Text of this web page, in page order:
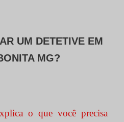
UM DETETIVE EM
MG?
o que você precisa